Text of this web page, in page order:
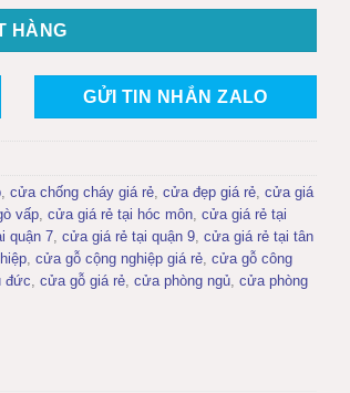
HÀNG
GỬI TIN NHẮN ZALO
,cửa chống cháy giá rẻ,cửa đẹp giá rẻ,cửa giá
vấp,cửa giá rẻ tại hóc môn,cửa giá rẻ tại
quận 7,cửa giá rẻ tại quận 9,cửa giá rẻ tại tân
,cửa gỗ cộng nghiệp giá rẻ,cửa gỗ công
đức,cửa gỗ giá rẻ,cửa phòng ngủ,cửa phòng